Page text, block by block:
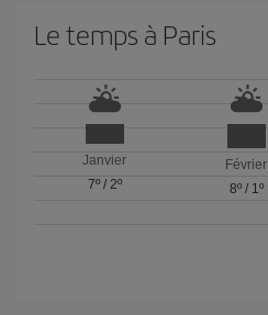
Le temps à Paris
Janvier
7º/ 2º
Février
8º/ 1º